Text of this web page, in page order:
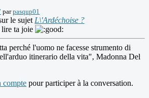
parpasqup01
le sujet L\'Ardéchoise ?
ta joie
perché l'uomo ne facesse strumento di
itinerario della vita", Madonna Del
compte pour participer à la conversation.